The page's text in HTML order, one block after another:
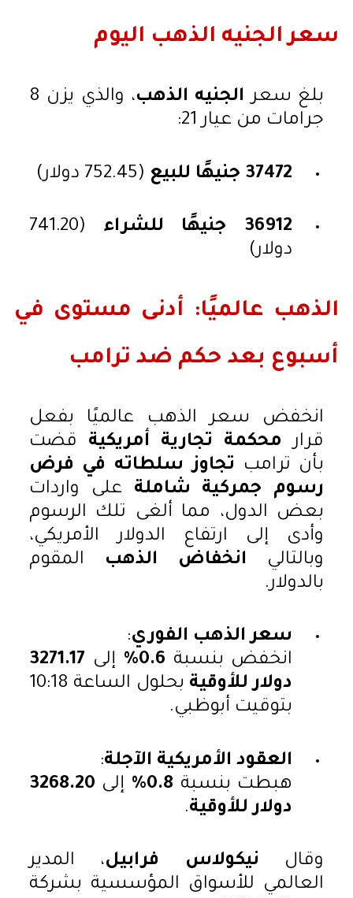
سعر الجنيه الذهب اليوم
بلغ سعر الجنيه الذهب
، والذي يزن 8
جرامات من عيار 21:
37472 جنيهًا للبيع (752.45 دولار)
36912 جنيهًا للشراء
(741.20
دولار)
الذهب عالميًا: أدنى مستوى في
أسبوع بعد حكم ضد ترامب
انخفض سعر الذهب عالميًا بفعل
قرار محكمة تجارية أمريكية قضت
بأن ترامب تجاوز سلطاته في فرض
رسوم جمركية شاملة على واردات
بعض الدول، مما ألغى تلك الرسوم
وأدى إلى ارتفاع الدولار الأمريكي،
وبالتالي انخفاض الذهب المقوم
بالدولار.
سعر الذهب الفوري:
انخفض بنسبة 0.6% إلى 3271.17
دولار للأوقية
بحلول الساعة 10:18
بتوقيت أبوظبي.
العقود الأمريكية الآجلة:
هبطت بنسبة 0.8% إلى 3268.20
دولار للأوقية.
وقال نيكولاس فرابيل، المدير
العالمي للأسواق المؤسسية بشركة